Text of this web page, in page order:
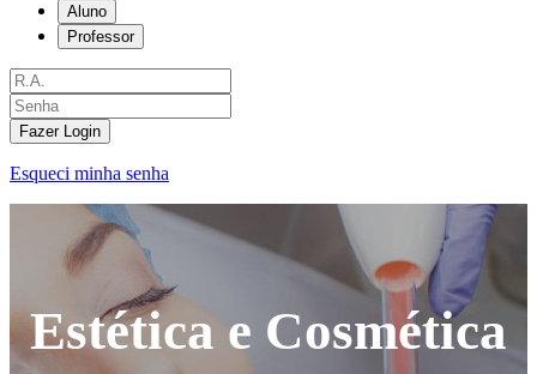
Aluno
Professor
Fazer Login
Esqueci minha senha
Estética e Cosmética